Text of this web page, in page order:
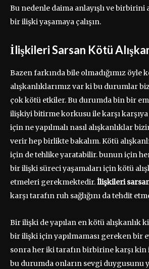
Bu nedenle daima anlayışlı ve birbirini
bir ilişki yaşamaya çalışın.
İlişkileri Sarsan Kötü
Bazen farkında bile olmadığımız öyle
alışkanlıklarımız var ki bu durumlar
çok kötü etkiler. Bu durumda bin bir
ilişkiyi bitirme korkusu ile karşı karşıya
için ne yapılmalı nasıl alışkanlıklar
verir hep birlikte bakalım. Kötü
için de tehlike yaratabilir. bunun için
bir ilişki süreci yaşamaları için kötü
etmeleri gerekmektedir.İlişkileri
karşı tarafın ruh sağlığını da tehdit
Bir ilişki de yapılan en kötü alışkanlık
bir ilişki için yapılmaması gereken bir
sonra her iki tarafın birbirine karşı kin
bu durumda onların sevgi duygusunu